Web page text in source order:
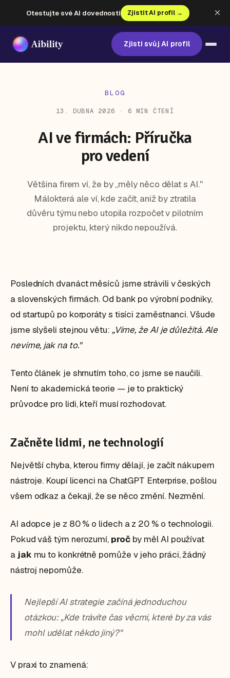
Otestujte své AI dovednosti Zjistit AI profil → ×
Zjisti svůj AI profil
BLOG
13. DUBNA 2026 · 6 MIN ČTENÍ
AI ve firmách: Příručka
pro vedení
Většina firem ví, že by „měly něco dělat s AI."
Málokterá ale ví, kde začít, aniž by ztratila
důvěru týmu nebo utopila rozpočet v pilotním
projektu, který nikdo nepoužívá.
Posledních dvanáct měsíců jsme strávili v českých
a slovenských firmách. Od bank po výrobní podniky,
od startupů po korporáty s tisíci zaměstnanci. Všude
jsme slyšeli stejnou větu: „Víme, že AI je důležitá. Ale
nevíme, jak na to."
Tento článek je shrnutím toho, co jsme se naučili.
Není to akademická teorie — je to praktický
průvodce pro lidi, kteří musí rozhodovat.
Začněte lidmi, ne technologií
Největší chyba, kterou firmy dělají, je začít nákupem
nástroje. Koupí licenci na ChatGPT Enterprise, pošlou
všem odkaz a čekají, že se něco změní. Nezmění.
AI adopce je z 80 % o lidech a z 20 % o technologii.
Pokud váš tým nerozumí, pročby měl AI používat
a jak mu to konkrétně pomůže v jeho práci, žádný
nástroj nepomůže.
Nejlepší AI strategie začíná jednoduchou
otázkou: „Kde trávíte čas věcmi, které by za vás
mohl udělat někdo jiný?"
V praxi to znamená: